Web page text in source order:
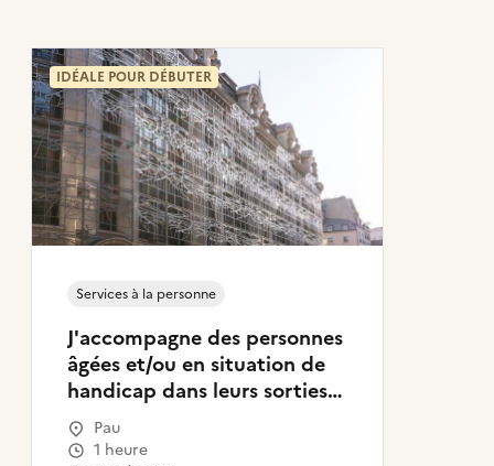
J'accompagne des personnes
âgées et/ou en situation de
handicap dans leurs sorties
culturelles, de loisirs
Services à la personne
Pau
1 heure
IDÉALE POUR DÉBUTER